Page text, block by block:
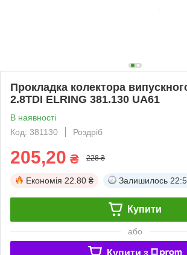
Прокладка колектора
2.8TDI ELRING 381.130 UA61
В наявності
Код: 381130
Роздріб
205,20 ₴ 228 ₴
Економія 22.80 ₴ Залишилось
Купити
або
Купити з